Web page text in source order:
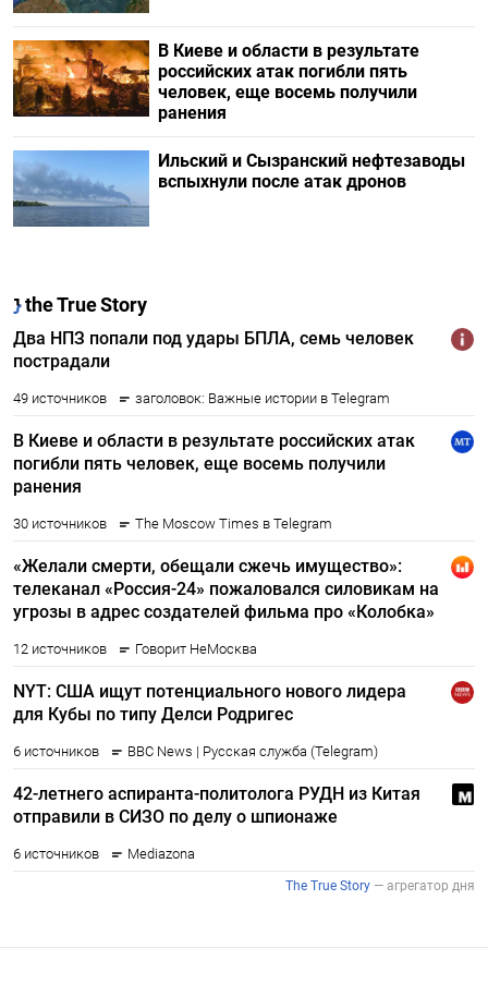
В Киеве и области в результате
российских атак погибли пять
человек, еще восемь получили
ранения
Ильский и Сызранский нефтезаводы
вспыхнули после атак дронов